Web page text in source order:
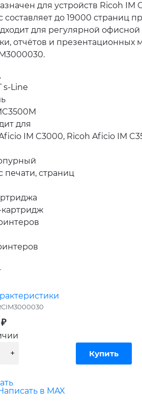
для устройств Ricoh IM
составляет до 19000 страниц
для регулярной
отчётов и презентационных
s-Line
для
IM C3000, Ricoh Aficio IM
печати, страниц
₽
в MAX